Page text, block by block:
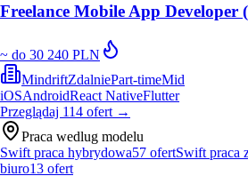
Freelance Mobile App Developer
~ do 30 240 PLN
MindriftZdalniePart-timeMid
iOSAndroidReact NativeFlutter
Przeglądaj 114 ofert →
Praca wedlug modelu
Swift praca hybrydowa57 ofertSwift praca
biuro13 ofert